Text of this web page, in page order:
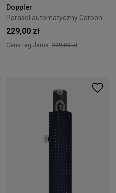
Doppler
229,00 zł
Cena regularna: 239,00 zł